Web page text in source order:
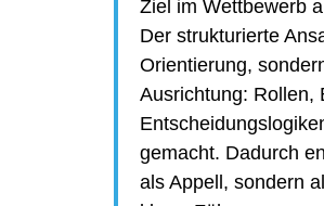
Ziel im Wettbewerb
Der strukturierte
Orientierung,
Ausrichtung: Rollen,
gemacht. Dadurch
als Appell, sondern